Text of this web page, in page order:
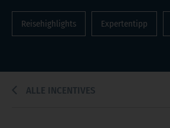
Reisehighlights Expertentipp
ALLE INCENTIVES